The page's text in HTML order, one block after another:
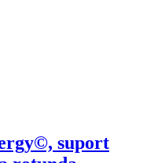
suport